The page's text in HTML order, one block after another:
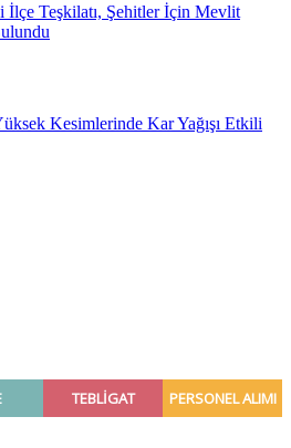
İlçe Teşkilatı, Şehitler İçin Mevlit
Kesimlerinde Kar Yağışı Etkili